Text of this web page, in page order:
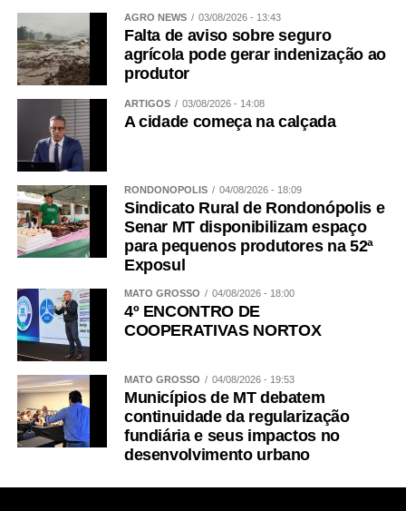
AGRO NEWS 03/08/2026 - 13:43
Falta de aviso sobre seguro
agrícola pode gerar indenização ao
produtor
ARTIGOS 03/08/2026 - 14:08
A cidade começa na calçada
RONDONÓPOLIS 04/08/2026 - 18:09
Sindicato Rural de Rondonópolis e
Senar MT disponibilizam espaço
para pequenos produtores na 52ª
Exposul
MATO GROSSO 04/08/2026 - 18:00
4º ENCONTRO DE
COOPERATIVAS NORTOX
MATO GROSSO 04/08/2026 - 19:53
Municípios de MT debatem
continuidade da regularização
fundiária e seus impactos no
desenvolvimento urbano